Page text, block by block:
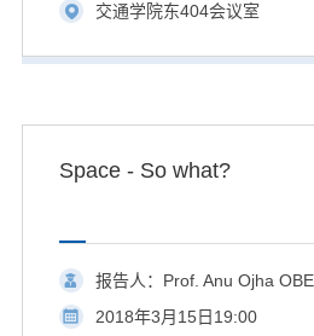
交通学院东404会议室
Space - So what?
报告人：Prof. Anu Ojha
2018年3月15日19:00